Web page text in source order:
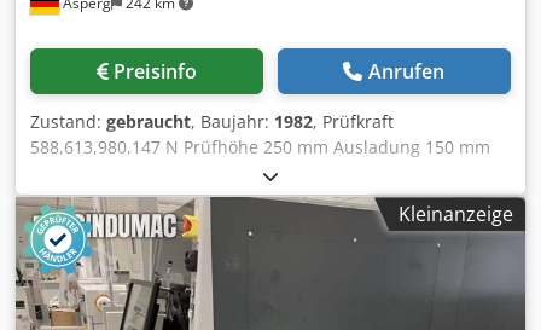
Preisinfo Anrufen
Zustand: gebraucht, Baujahr: 1982, Prüfkraft
588,613,980,147 N Prüfhöhe 250 mm Ausladung 150 mm
Maschinengewicht ca. 100 kg Raumbedarf ca. 460 x 210 x
840 mm Art der Kraftwirkung: Federkraftbelastung
Vorkraft: 98 kN Ausladung: 150 mm Prüfhöhe: 250 mm
Codpfxjyan Nre Amveha Prüfkraft:588 N, 613 N, 980 N,1471
N, 2450 N Spannung: 220 V Stromart: 50 Per Zubehör- und
Sondereinrichtungen: - Halter mit Diamantkegel 120 grad -
Härtevergl.-Platte HRC - Halter mit Hartmetallkugel 2,5 mm
Kleinanzeige